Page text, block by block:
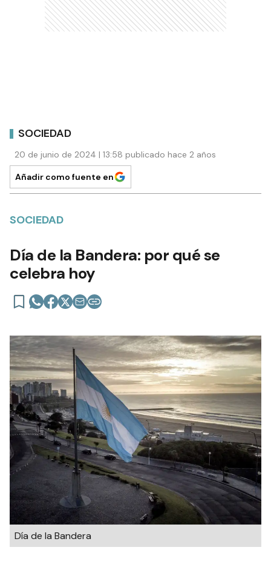
SOCIEDAD
20 de junio de 2024 | 13:58 publicado hace 2 años
Añadir como fuente en
SOCIEDAD
Día de la Bandera: por qué se
celebra hoy
Día de la Bandera